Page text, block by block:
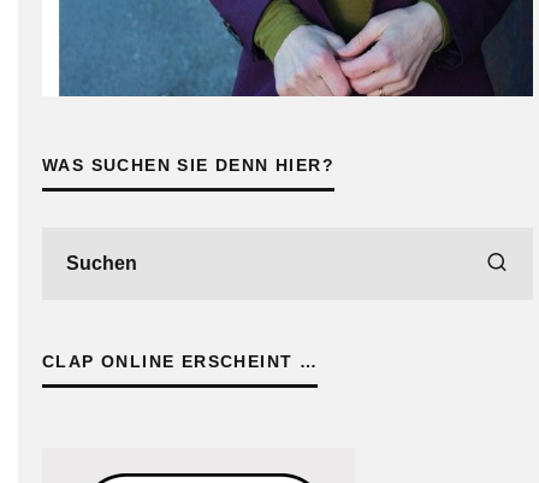
WAS SUCHEN SIE DENN HIER?
CLAP ONLINE ERSCHEINT …